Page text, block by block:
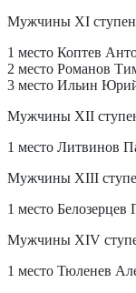
Мужчины XI
1 место Коптев
2 место Романов
3 место Ильин
Мужчины XII
1 место Литвинов
Мужчины XIII
1 место
Мужчины XIV
1 место Тюленев